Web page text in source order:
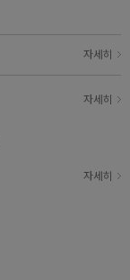
자세히
자세히
자세히